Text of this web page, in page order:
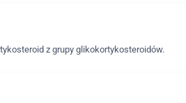
z grupy glikokortykosteroidów.